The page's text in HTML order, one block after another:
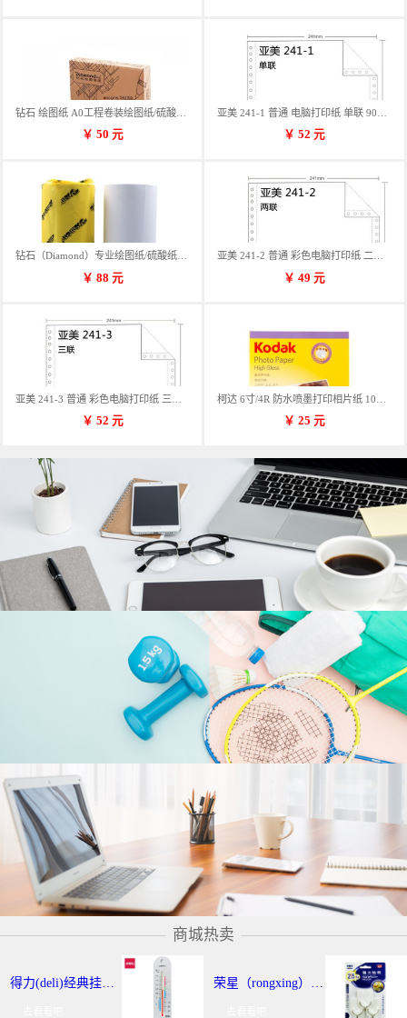
钻石 绘图纸 A0工程卷装绘图纸/硫酸纸 50m卷装 914*50MM/卷
￥ 50 元 ￥ 52元
钻石（Diamond）专业绘图纸/硫酸纸 临摹纸 73g A4 297mm*70m 单卷装
￥ 88 元
亚美 241-2 普通 彩色电脑打印纸 二联 900张/箱 蓝包装 三等份
￥ 49元
￥ 52 元 ￥ 25元
商城热卖
得力(deli)经典挂壁式温度计 个性化提示温湿度计 办公用品 9013 荣星（rongxing）RX-220 超强力粘钩/挂钩（2KG） 3个/卡